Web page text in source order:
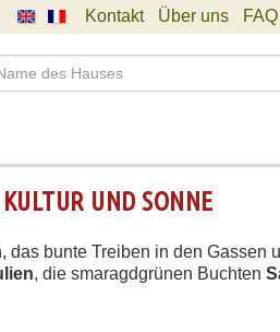
Kontakt Über uns FAQ
UND SONNE
das bunte Treiben in den Gassen
, die smaragdgrünen Buchten